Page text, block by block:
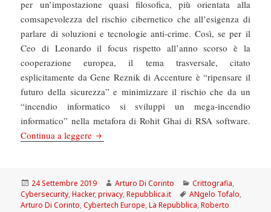
per un’impostazione quasi filosofica, più orientata alla
comsapevolezza del rischio cibernetico che all’esigenza di
parlare di soluzioni e tecnologie anti-crime. Così, se per il
Ceo di Leonardo il focus rispetto all’anno scorso è la
cooperazione europea, il tema trasversale, citato
esplicitamente da Gene Reznik di Accenture è “ripensare il
futuro della sicurezza” e minimizzare il rischio che da un
“incendio informatico si sviluppi un mega-incendio
informatico” nella metafora di Rohit Ghai di RSA software.
Continua a leggere La Repubblica: Cybertech Europe, ecco
Scritto
il
24 Settembre 2019 Autore
Arturo Di Corinto Categorie
Crittografia,
Cybersecurity,Hacker,privacy,Repubblica.it Tag
ANgelo Tofalo,
Arturo Di Corinto,Cybertech Europe,La Repubblica,Roberto